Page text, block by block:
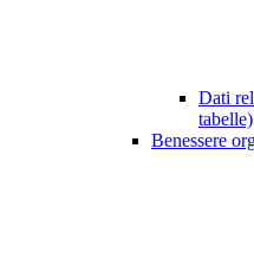
Dati
tabelle)
Benessere